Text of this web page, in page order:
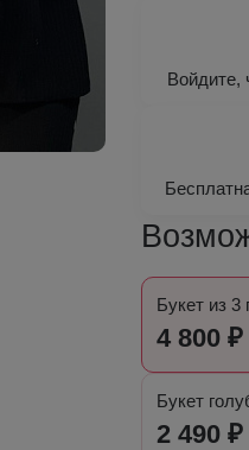
Войдите,
Букет из 3
4 800 ₽
Букет
2 490 ₽